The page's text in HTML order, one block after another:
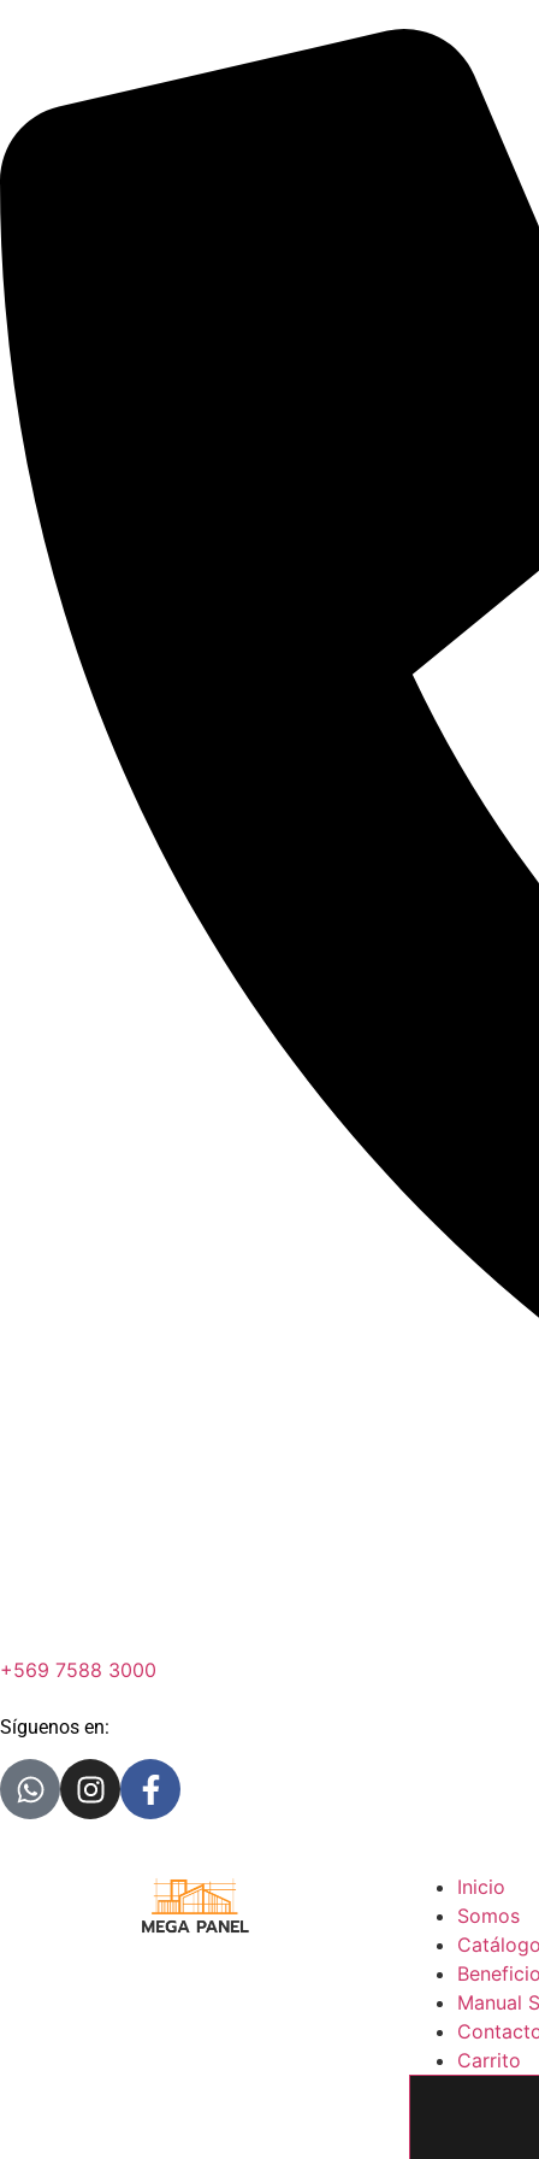
+569 7588 3000
Síguenos en:
Inicio
Somos
Catálogo
Manual
Carrito